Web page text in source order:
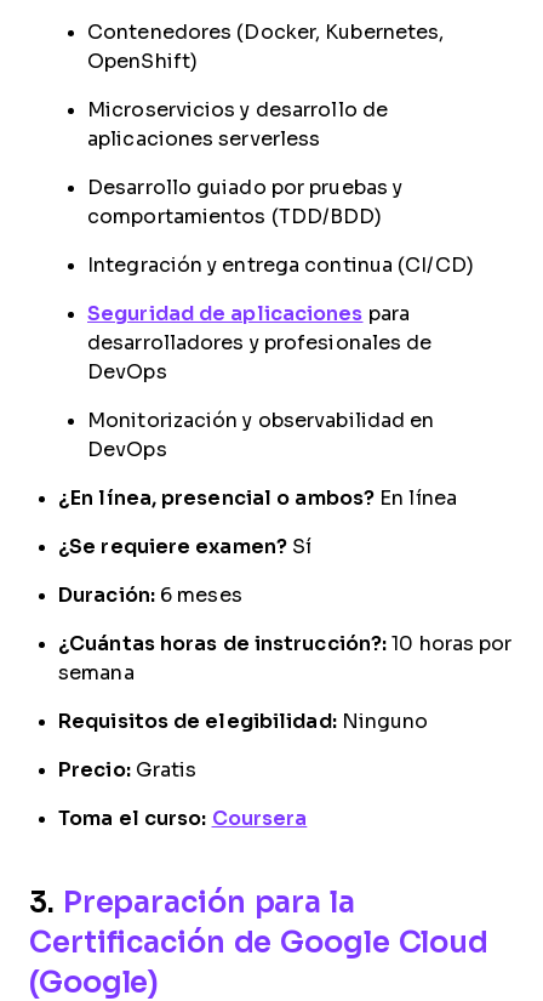
Contenedores (Docker, Kubernetes,
OpenShift)
Microservicios y desarrollo de
aplicaciones serverless
Desarrollo guiado por pruebas y
comportamientos (TDD/BDD)
Integración y entrega continua (CI/CD)
Seguridad de aplicaciones para
desarrolladores y profesionales de
DevOps
Monitorización y observabilidad en
DevOps
¿En línea, presencial o ambos? En línea
¿Se requiere examen? Sí
Duración:6 meses
¿Cuántas horas de instrucción?:10 horas por
semana
Requisitos de elegibilidad:Ninguno
Precio:Gratis
Toma el curso: Coursera
3. Preparación para la
Certificación de Google Cloud
(Google)